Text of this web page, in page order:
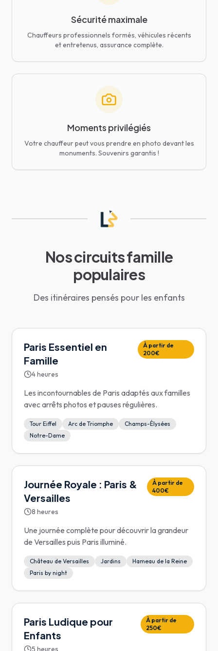
Sécurité maximale
Chauffeurs professionnels formés, véhicules récents
et entretenus, assurance complète.
Moments privilégiés
Votre chauffeur peut vous prendre en photo devant les
monuments. Souvenirs garantis !
Nos circuits famille
populaires
Des itinéraires pensés pour les enfants
Paris Essentiel en
Famille
4 heures
À partir de
200€
Les incontournables de Paris adaptés aux familles
avec arrêts photos et pauses régulières.
Tour Eiffel Arc de Triomphe
Champs-Élysées
Notre-Dame
Journée Royale : Paris &
Versailles
8 heures
À partir de
400€
Une journée complète pour découvrir la grandeur
de Versailles puis Paris illuminé.
Château de Versailles Jardins
Hameau de la Reine
Paris by night
Paris Ludique pour
Enfants
5 heures
À partir de
250€